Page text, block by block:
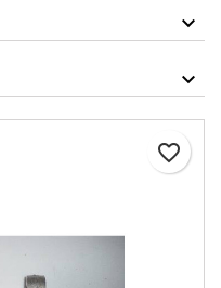
favorite_border